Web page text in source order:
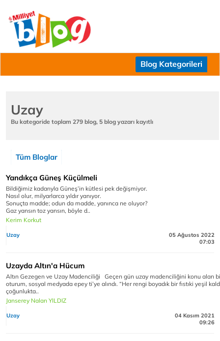
Blog Kategorileri
Uzay
Bu kategoride toplam 279 blog, 5 blog yazarı kayıtlı
Tüm Bloglar
Yandıkça Güneş Küçülmeli
Bildiğimiz kadarıyla Güneş’in kütlesi pek değişmiyor.
Nasıl olur, milyarlarca yıldır yanıyor.
Sonuçta madde; odun da madde, yanınca ne oluyor?
Gaz yansın toz yansın, böyle d..
Kerim Korkut
Uzay
05 Ağustos 2022
07:03
Uzayda Altın'a Hücum
Altın Gezegen ve Uzay Madenciliği Geçen gün uzay madenciliğini konu alan
oturum, sosyal medyada epey ti’ye alındı. “Her rengi boyadık bir fıstıki yeşil
çoğunlukta..
Janserey Nalan YILDIZ
Uzay
04 Kasım 2021
09:26